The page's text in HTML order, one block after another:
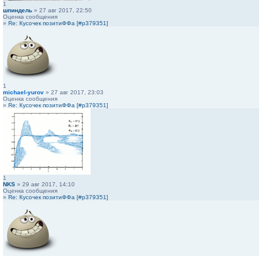
1
шпиндель » 27 авг 2017, 22:50
Оценка сообщения
» Re: Кусочек позитиФФа [#p379351]
1
michael-yurov » 27 авг 2017, 23:03
Оценка сообщения
» Re: Кусочек позитиФФа [#p379351]
1
NKS » 29 авг 2017, 14:10
Оценка сообщения
» Re: Кусочек позитиФФа [#p379351]